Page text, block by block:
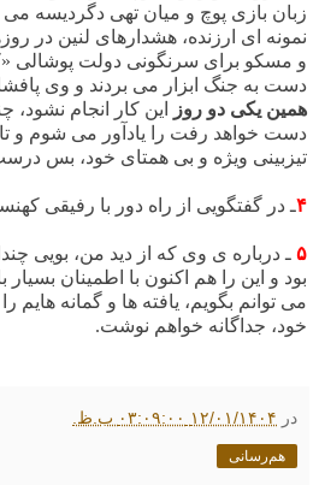
زبان بازی پوچ و میان تهی دگردیسه می
نمونه ای ارزنده، هشدارهای لنین در
و مسکو برای سرنگونی دولت پوشالی
دست به جنگ ابزار می بردند و وی
همین یکی دو روز
این کار انجام نشود،
دست خواهد رفت را یادآور می شوم و
تیزبینی ویژه و بی همتای خود، بس
۴ـ در گفتگویی از راه دور با رفیقی
۵ ـ درباره ی وی که از دید من، بویی
بود و این را هم اکنون با اطمینان
می توانم بگویم، یافته ها و گمانه هایم
خود، جداگانه خواهم نوشت.
در ۱۲/۰۱/۱۴۰۴ ۰۳:۰۹:۰۰ ب.ظ.
هم‌رسانی